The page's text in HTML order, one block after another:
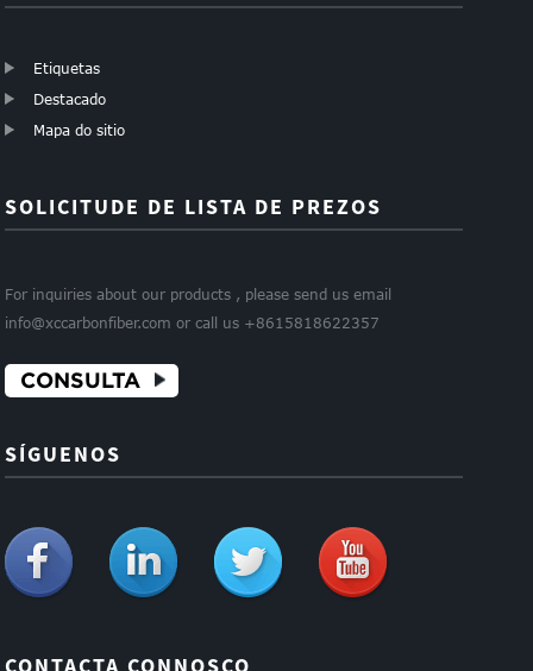
Etiquetas
Destacado
Mapa do sitio
SOLICITUDE DE LISTA DE PREZOS
For inquiries about our products , please send us email
info@xccarbonfiber.com or call us +8615818622357
CONSULTA
SÍGUENOS
CONTACTA CONNOSCO